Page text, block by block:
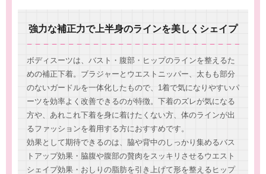
強力な補正力で上半身のラインを美しくシェイプ
ボディスーツは、バスト・腹部・ヒップのラインを整えるた
めの補正下着。ブラジャーとウエストニッパー、太もも部分
のないガードルを一体化したもので、1着で気になりやすいパ
ーツを効率よく改善できるのが特徴。下着のズレが気になる
方や、あれこれ下着を身に着けたくない方、体のラインが出
るファッションを着用する方におすすめです。
効果として期待できるのは、脇や背中のしっかり集めるバス
トアップ効果・脇腹や腹部の贅肉をスッキリさせるウエスト
シェイプ効果・おしりの脂肪を引き上げて形を整えるヒップ